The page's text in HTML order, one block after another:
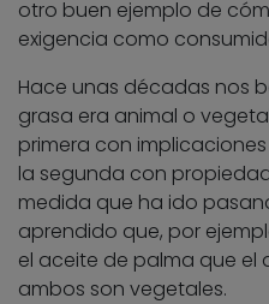
otro buen ejemplo de
exigencia como
Hace unas décadas nos
grasa era animal o
primera con
la segunda con
medida que ha ido
aprendido que, por
el aceite de palma que el
ambos son vegetales.